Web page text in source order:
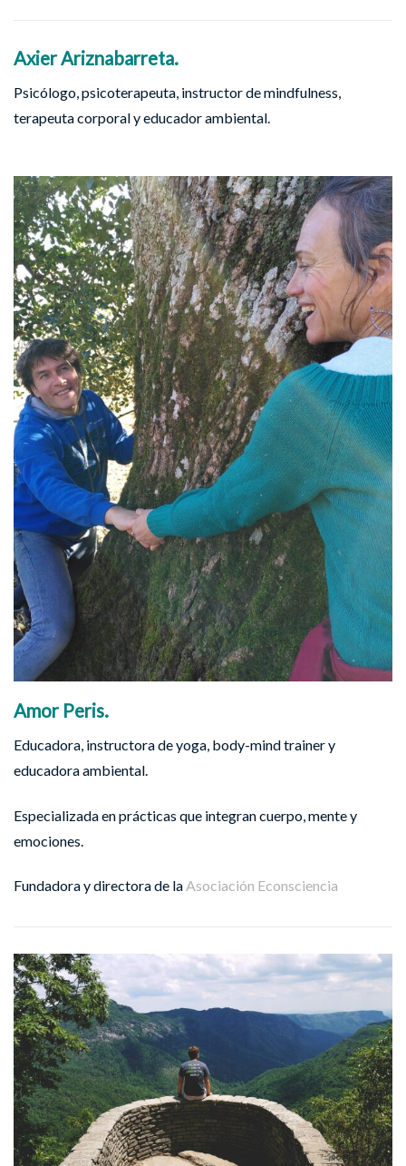
Axier Ariznabarreta.
Psicólogo, psicoterapeuta, instructor de mindfulness,
terapeuta corporal y educador ambiental.
Amor Peris.
Educadora, instructora de yoga, body-mind trainer y
educadora ambiental.
Especializada en prácticas que integran cuerpo, mente y
emociones.
Fundadora y directora de laAsociación Econsciencia